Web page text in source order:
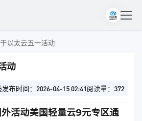
以太云五一活动
动
发布时间：2026-04-15 02:41阅读量：372
活动美国轻量云9元专区通